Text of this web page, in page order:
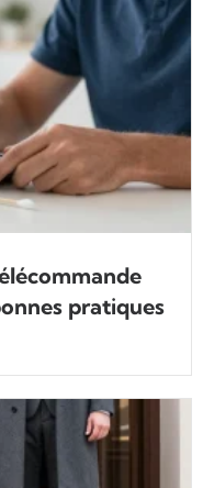
pratiques